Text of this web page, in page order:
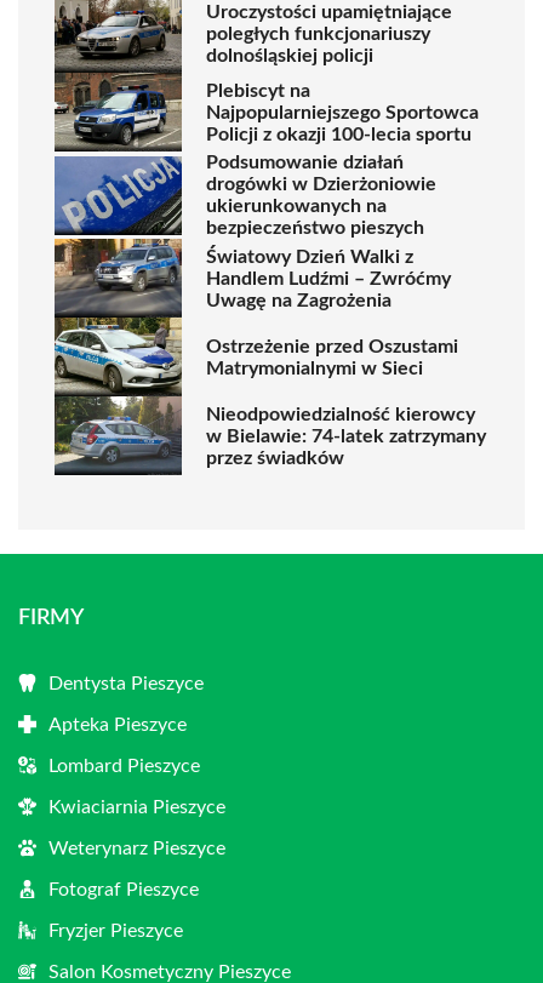
Uroczystości upamiętniające
poległych funkcjonariuszy
dolnośląskiej policji
Plebiscyt na
Najpopularniejszego Sportowca
Policji z okazji 100-lecia sportu
Podsumowanie działań
drogówki w Dzierżoniowie
ukierunkowanych na
bezpieczeństwo pieszych
Światowy Dzień Walki z
Handlem Ludźmi – Zwróćmy
Uwagę na Zagrożenia
Ostrzeżenie przed Oszustami
Matrymonialnymi w Sieci
Nieodpowiedzialność kierowcy
w Bielawie: 74-latek zatrzymany
przez świadków
FIRMY
Dentysta Pieszyce
Apteka Pieszyce
Lombard Pieszyce
Kwiaciarnia Pieszyce
Weterynarz Pieszyce
Fotograf Pieszyce
Fryzjer Pieszyce
Salon Kosmetyczny Pieszyce